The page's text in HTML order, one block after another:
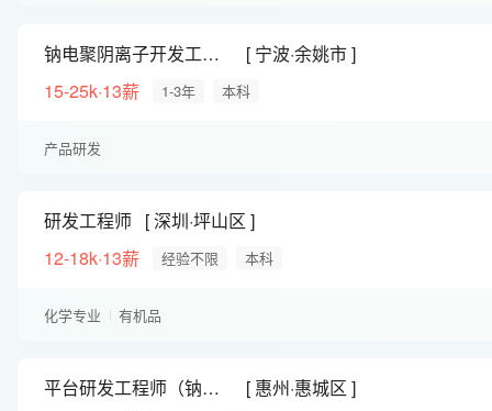
钠电聚阴离子开发工程师(J10302)
宁波·余姚市
15-25k·13薪
1-3年 本科
产品研发
研发工程师
深圳·坪山区
12-18k·13薪
经验不限 本科
化学专业 有机品
平台研发工程师（钠离子）
惠州·惠城区